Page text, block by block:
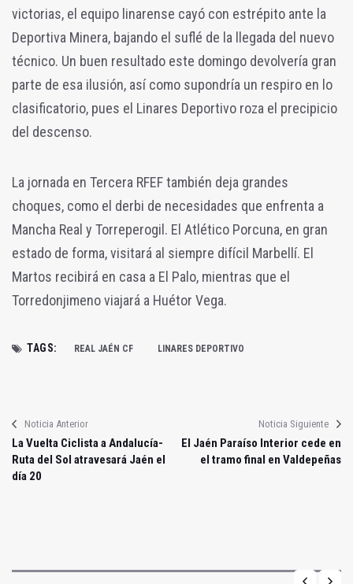
victorias, el equipo linarense cayó con estrépito ante la
Deportiva Minera, bajando el suflé de la llegada del nuevo
técnico. Un buen resultado este domingo devolvería gran
parte de esa ilusión, así como supondría un respiro en lo
clasificatorio, pues el Linares Deportivo roza el precipicio
del descenso.
La jornada en Tercera RFEF también deja grandes
choques, como el derbi de necesidades que enfrenta a
Mancha Real y Torreperogil. El Atlético Porcuna, en gran
estado de forma, visitará al siempre difícil Marbellí. El
Martos recibirá en casa a El Palo, mientras que el
Torredonjimeno viajará a Huétor Vega.
TAGS: REAL JAÉN CF LINARES DEPORTIVO
Noticia Anterior
La Vuelta Ciclista a Andalucía-
Ruta del Sol atravesará Jaén el
día 20
Noticia Siguiente
El Jaén Paraíso Interior cede en
el tramo final en Valdepeñas